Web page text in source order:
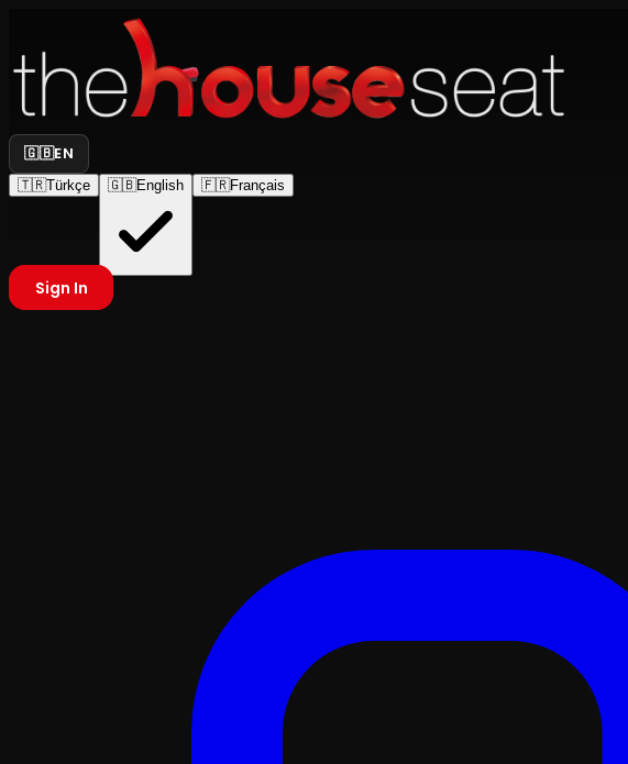
🇬🇧EN
🇹🇷Türkçe 🇬🇧English 🇫🇷Français
Sign In